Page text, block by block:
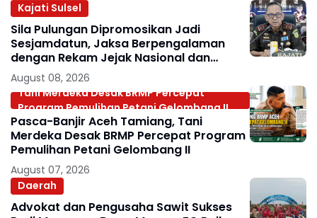
Kajati Sulsel
Sila Pulungan Dipromosikan Jadi
Sesjamdatun, Jaksa Berpengalaman
dengan Rekam Jejak Nasional dan
Internasional
August 08, 2026
Tani Merdeka Desak BRMP Percepat
Program Pemulihan Petani Gelombang II
Pasca-Banjir Aceh Tamiang, Tani
Merdeka Desak BRMP Percepat Program
Pemulihan Petani Gelombang II
August 07, 2026
Daerah
Advokat dan Pengusaha Sawit Sukses